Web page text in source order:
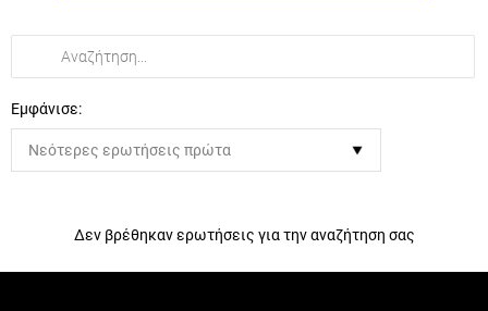
Εμφάνισε:
Δεν βρέθηκαν ερωτήσεις για την αναζήτηση σας